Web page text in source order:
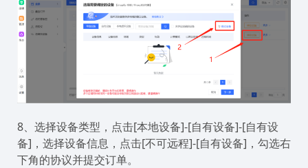
8、选择设备类型，点击[本地设备]-[自有设备]-[自有设
备]，选择设备信息，点击[不可远程]-[自有设备]，勾选右
下角的协议并提交订单。